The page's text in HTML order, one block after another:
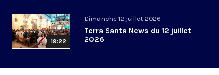
19:22
Dimanche 12 juillet 2026
Terra Santa News du 12 juillet
2026